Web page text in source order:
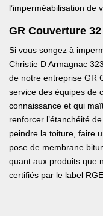
l’imperméabilisation de
GR Couverture
Si vous songez à
Christie D Armagnac
de notre entreprise GR
service des équipes de
connaissance et qui
renforcer l’étanchéité
peindre la toiture, faire
pose de membrane
quant aux produits que
certifiés par le label RGE.